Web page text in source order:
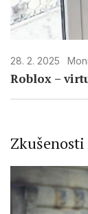
28. 2. 2025
Roblox –